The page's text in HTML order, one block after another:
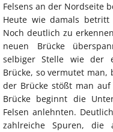
Felsens an der Nordseite
Heute wie damals
Noch deutlich zu
neuen Brücke
selbiger Stelle wie der
Brücke, so vermutet man,
der Brücke stößt man
Brücke beginnt die
Felsen anlehnten.
zahlreiche Spuren, die